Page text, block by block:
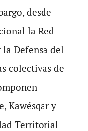
desde
la Red
Defensa del
colectivas de
—
Kawésqar y
Territorial